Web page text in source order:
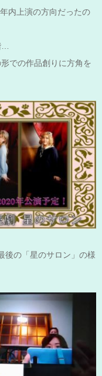
内上演の方向だったの
での作品創りに方角を
後の「星のサロン」の様